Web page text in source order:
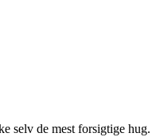
selv de mest forsigtige